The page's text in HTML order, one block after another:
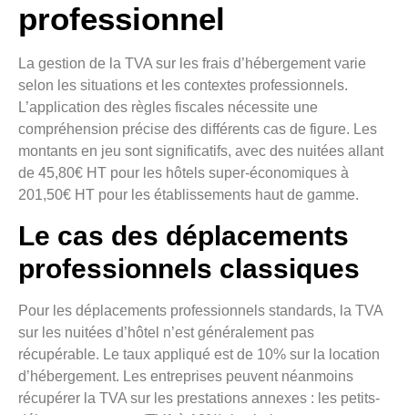
professionnel
La gestion de la TVA sur les frais d’hébergement varie
selon les situations et les contextes professionnels.
L’application des règles fiscales nécessite une
compréhension précise des différents cas de figure. Les
montants en jeu sont significatifs, avec des nuitées allant
de 45,80€ HT pour les hôtels super-économiques à
201,50€ HT pour les établissements haut de gamme.
Le cas des déplacements
professionnels classiques
Pour les déplacements professionnels standards, la TVA
sur les nuitées d’hôtel n’est généralement pas
récupérable. Le taux appliqué est de 10% sur la location
d’hébergement. Les entreprises peuvent néanmoins
récupérer la TVA sur les prestations annexes : les petits-